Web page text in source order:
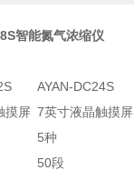
智能氮气浓缩仪
AYAN-DC24S
摸屏 7英寸液晶触摸屏
5种
50段